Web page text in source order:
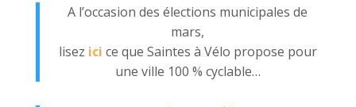
A l’occasion des élections municipales de
mars,
lisez ici ce que Saintes à Vélo propose pour
une ville 100 % cyclable…